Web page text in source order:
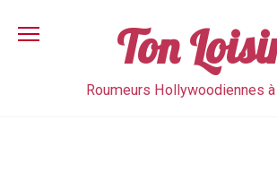
content
Ton
Roumeurs Hollywoodiennes à